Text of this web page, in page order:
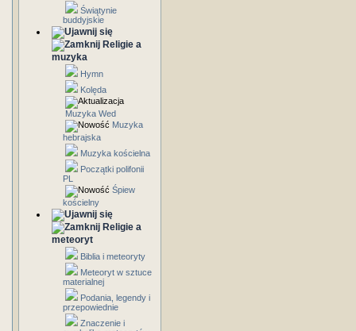
Świątynie
buddyjskie
Religie a
muzyka
Hymn
Kolęda
Muzyka Wed
Muzyka
hebrajska
Muzyka kościelna
Początki polifonii
PL
Śpiew
kościelny
Religie a
meteoryt
Biblia i meteoryty
Meteoryt w sztuce
materialnej
Podania, legendy i
przepowiednie
Znaczenie i